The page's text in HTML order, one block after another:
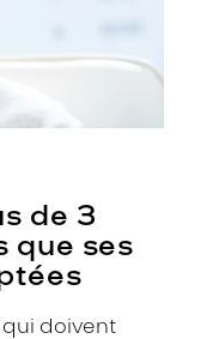
de 3
que ses
qui doivent